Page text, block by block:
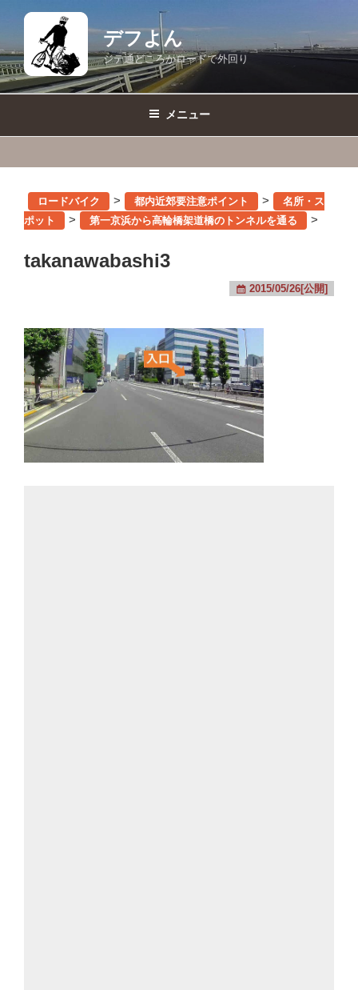
テ
ン
ツ
デフよん
ジテ通どころかロードで外回り
メニュー
ロードバイク > 都内近郊要注意ポイント >
名所・ス
ポット
> 第一京浜から高輪橋架道橋のトンネルを通る >
takanawabashi3
2015/05/26[公開]